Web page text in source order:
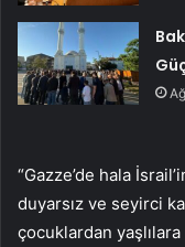
“Gazze’de hala
duyarsız ve seyirci
çocuklardan